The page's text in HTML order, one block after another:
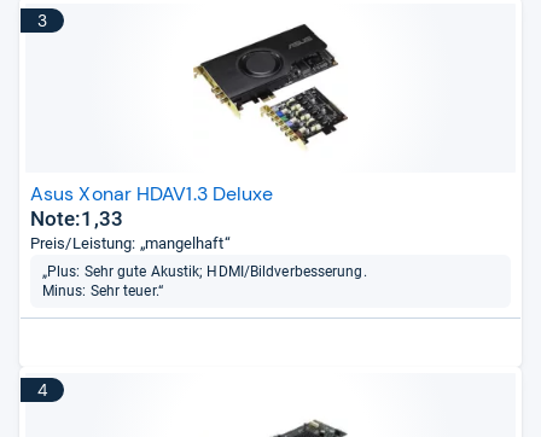
3
Asus Xonar HDAV1.3 Deluxe
Note:1,33
Preis/Leistung: „mangelhaft“
„Plus: Sehr gute Akustik; HDMI/Bildverbesserung.
Minus: Sehr teuer.“
4